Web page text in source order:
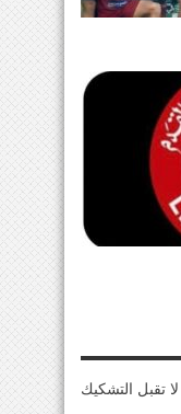
مصداقية elmaestrosport لا تقبل التشكيك